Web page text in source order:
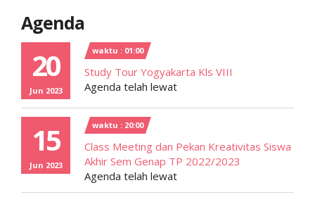
Agenda
20
Jun 2023
waktu : 01:00
Study Tour Yogyakarta Kls VIII
Agenda telah lewat
15
Jun 2023
waktu : 20:00
Class Meeting dan Pekan Kreativitas Siswa
Akhir Sem Genap TP 2022/2023
Agenda telah lewat